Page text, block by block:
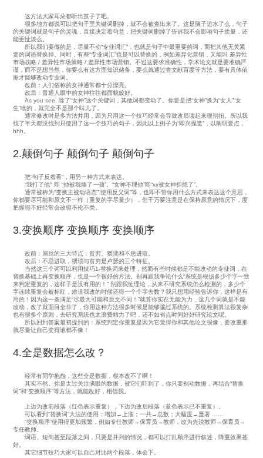
这方法大家耳朵都听出茧子了吧。
很多地方都说可以把句子里关键词删掉，就不会被查出来了。这是脑子进水了么，句子
的关键词就是句子的灵魂，直接决定着句意，把关键词删掉了告诉我不会影响句子质量，还
能更扯淡么。
所以我们要做的是，尽量不动“专业词汇”，也就是句子中最重要的词，而把其他无关紧
要的词语替换掉。同时，有些“专业词汇”也是可以替换的，例如差异化营销，又能叫 差异性
市场战略 / 差异性市场策略 / 差异性市场营销。不过这要求准确性，学术论文就是要准确严
谨，而不是想当然，你要么有这方面知识储备，要么就通过查文献百度等方法，要有具体依
据才能够改动专业词。
改前：人们俗称的女神通常都十分漂亮。
改后：普通人眼中的女神往往都面貌姣好。
As you see, 除了“女神”这个关键词，其他词都变动了。你要是把“女神”换为“女人”“女
生”啥的，就完全不是那个味儿了。
通常修改时是多方法并用，因为只用这一个技巧经常会导致改后读起来很别扭。所以我
找了半天都没找到只使用了这一个技巧的句子，因此以上例子为“即兴捏造”，以阐明要点，
hhh。
2.颠倒句子 颠倒句子 颠倒句子
把“句子反着看”，用另一种方式来表达。
“我打了他" 即 “他被我揍了一顿”。“女神不理他”即“xx被女神拒绝了”。
通常被称为“变换主被动语态”“使用反义词”等，也即不管你用什么方式来表达这个意思，
你都要尽可能和原文不一样（重复的字尽量少），但千万要注意是在保持原意的情况下，度
把握得不好经常会改得不伦不类。
3.变换顺序 变换顺序 变换顺序
改前：屌丝的三大特点：贫穷、猥琐和不思进取。
改后：不思进取，猥琐与贫穷是卢瑟的三个特征。
当然这三个词可以利用技巧1-替换词来处理，然而有些时候都是不能改动的专业词，在
替换基础上再变换顺序，也是一个很好的方法。别再跟我争论什么“系统是根据多少个字一致
来判定重复的，这样子是没有用的！” 别跟我扯理论，从来不研究系统怎么检测的，多少个
字连续重复会被标红，难道我改的时候还得一个个字去数？我只想用经验告诉你，这样是有
用的！因为这一条满足“尽最大可能和原文不同！”就算你实在无能为力，这几个词就是不能
改动，改了就面目全非了，你用这种方法很多时候是能够骗过系统的。系统检测算法很复杂
也有很多个原则，去研究系统也太浪费精力了吧，还不如省点时间好好研究论文呢。
所以回到答案最初提到的：系统判定你重复是因为它觉得你和其他论文很像，要改重那
就尽量让自己变得谁都不像！
4.全是数据怎么改？
经常有同学抱怨，这些全是数据，根本改不了啊！
其实不然。你是太过关注满眼的数据，被它们吓到了，你只要别动数据，再结合“替换
词”和“变换顺序”等方法，就能改好，相信我。
上边为改前段落（红色表示重复），下边为改后段落（蓝色表示已不重复）。
可以看到“替换词”大法的使用：增加→上涨；一共→总数；大幅度→显著 ……
“变换顺序”使用得更加频繁，例如专任教师→保育员→教师，改为先说教师→保育员→
专任教师。
词语、短句甚至段落之间，只要是并列的情况，都可以打乱顺序进行叙述，降重效果甚
好。
其它细节技巧大家可以自己对比两个段落，体会下。